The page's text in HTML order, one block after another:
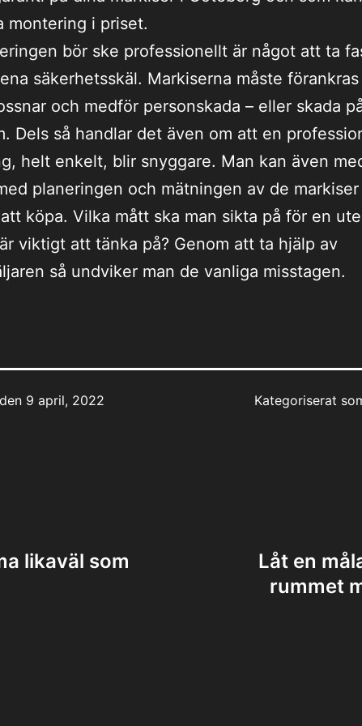
montering i priset.
bör ske professionellt är något att ta
säkerhetsskäl. Markiserna måste
och medför personskada – eller skada
Dels så handlar det även om att en
helt enkelt, blir snyggare. Man kan även
planeringen och mätningen av de markiser
köpa. Vilka mått ska man sikta på för en
viktigt att tänka på? Genom att ta hjälp av
så undviker man de vanliga misstagen.
9 april, 2022
Kategoriserat
likaväl som
Låt en
rummet